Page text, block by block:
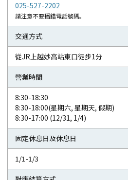
025-527-2202
請注意不要播錯電話號碼。
交通方式
從JR上越妙高站東口徒步1分
營業時間
8:30-18:30
8:30-18:00(星期六, 星期天, 假期)
8:30-17:00 (12/31, 1/4)
固定休息日及休息日
1/1-1/3